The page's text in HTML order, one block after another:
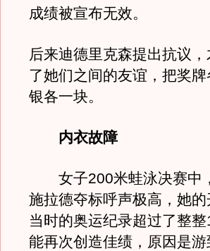
成绩被宣布无效。
后来迪德里克森提出抗议
了她们之间的友谊，把奖
银各一块。
内衣故障
女子200米蛙泳决赛中
施拉德夺标呼声极高，她
当时的奥运纪录超过了整
能再次创造佳绩，原因是